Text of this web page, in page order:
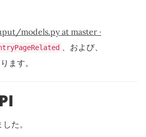
models.py at master ·
、および、
ます。
た。